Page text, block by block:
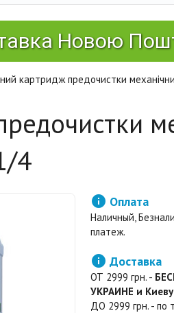
Новою Поштою
картридж предочистки
4
 Оплата
Наличный,
платеж.
 Доставка
ОТ 2999 грн. -
УКРАИНЕ и
ДО 2999 грн. - по